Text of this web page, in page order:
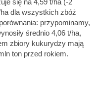
się na 4,59 t/ha (-2
dla wszystkich zbóż
przypominamy,
średnio 4,06 t/ha,
zbiory kukurydzy mają
ton przed rokiem.